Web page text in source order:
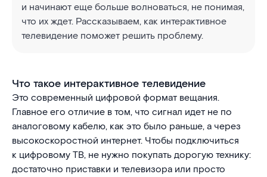
и начинают еще больше волноваться, не понимая,
что их ждет. Рассказываем, как интерактивное
телевидение поможет решить проблему.
Что такое интерактивное телевидение
Это современный цифровой формат вещания.
Главное его отличие в том, что сигнал идет не по
аналоговому кабелю, как это было раньше, а через
высокоскоростной интернет. Чтобы подключиться
к цифровому ТВ, не нужно покупать дорогую технику:
достаточно приставки и телевизора или просто